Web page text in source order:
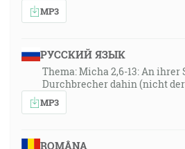
MP3
РУССКИЙ ЯЗЫК
Thema: Micha 2,6-13: An
Durchbrecher dahin (nicht
MP3
ROMÂNA